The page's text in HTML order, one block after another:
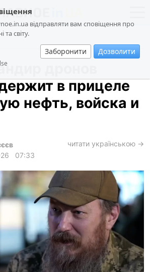
відправляти вам сповіщення про
та світу.
Заборонити Дозволити
общество
происшествия
криминал
харьков
архив
gambling
дронов
в прицеле
нефть, войска и
07:33
читати українською →